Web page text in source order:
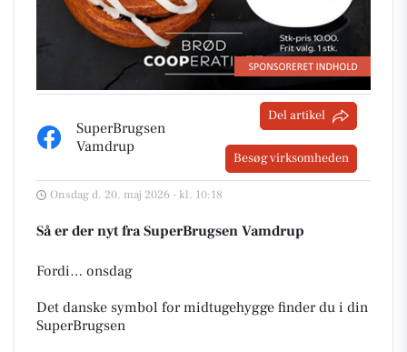
SuperBrugsen
Vamdrup
Del artikel
Besøg virksomheden
Onsdag d. 20. maj 2026 - kl. 10:18
Så er der nyt fra SuperBrugsen Vamdrup
Fordi… onsdag
Det danske symbol for midtugehygge finder du i din
SuperBrugsen